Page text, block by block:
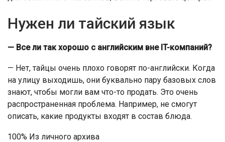
Нужен ли тайский язык
— Все ли так хорошо с английским вне IT-компаний?
— Нет, тайцы очень плохо говорят по-английски. Когда
на улицу выходишь, они буквально пару базовых слов
знают, чтобы могли вам что-то продать. Это очень
распространенная проблема. Например, не смогут
описать, какие продукты входят в состав блюда.
100% Из личного архива